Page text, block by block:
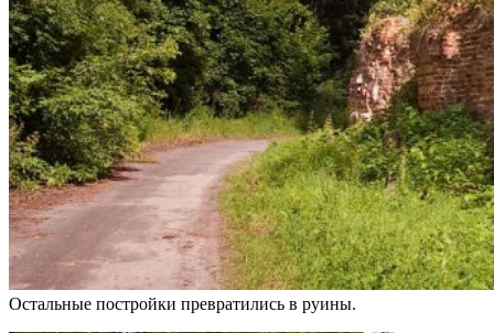
Остальные постройки превратились в руины.